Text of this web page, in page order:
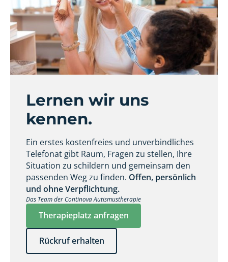
Lernen wir uns
kennen.
Ein erstes kostenfreies und unverbindliches
Telefonat gibt Raum, Fragen zu stellen, Ihre
Situation zu schildern und gemeinsam den
passenden Weg zu finden. Offen, persönlich
und ohne Verpflichtung.
Das Team der Continova Autismustherapie
Therapieplatz anfragen
Rückruf erhalten